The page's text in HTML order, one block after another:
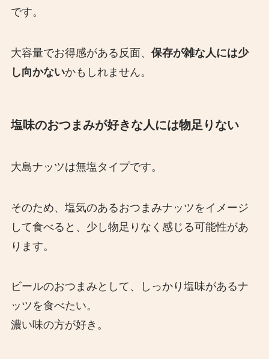
です。
大容量でお得感がある反面、 保存が雑な人には少
し向かないかもしれません。
塩味のおつまみが好きな人には物足りない
大島ナッツは無塩タイプです。
そのため、塩気のあるおつまみナッツをイメージ
して食べると、少し物足りなく感じる可能性があ
ります。
ビールのおつまみとして、しっかり塩味があるナ
ッツを食べたい。
濃い味の方が好き。